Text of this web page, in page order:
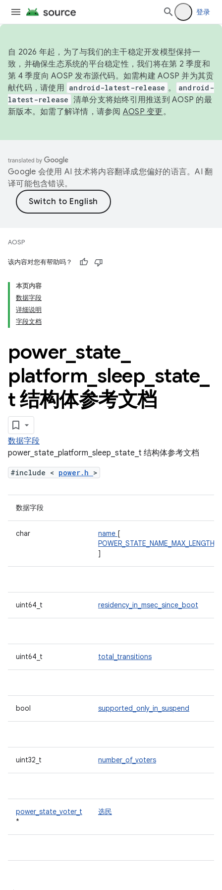
登录
自 2026 年起，为了与我们的主干稳定开发模型保持一
致，并确保生态系统的平台稳定性，我们将在第 2 季度和
第 4 季度向 AOSP 发布源代码。如需构建 AOSP 并为其贡
献代码，请使用 android-latest-release 。
android-
latest-release 清单分支将始终引用推送到 AOSP 的最
新版本。如需了解详情，请参阅 AOSP 变更。
Google 会使用 AI 技术将内容翻译成您偏好的语言。AI 翻
译可能包含错误。
AOSP
该内容对您有帮助吗？
本页内容
数据字段
详细说明
字段文档
power_ state
platform sleep state
t 结构体参考文档
数据字段
power_state_platform_sleep_state_t 结构体参考文档
#include < power.h >
数据字段
char name [
POWER_STATE_NAME_MAX_LENGTH
]
uint64_t residency_in_msec_since_boot
uint64_t total_transitions
bool supported_only_in_suspend
uint32_t number_of_voters
power_state_voter_t
*
选民